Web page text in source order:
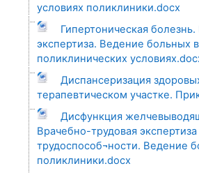
условиях поликлиники.docx
Гипертоническая
экспертиза. Ведение больных
поликлинических
Диспансеризация
терапевтическом участке.
Дисфункция
Врачебно-трудовая экспертиза
трудоспособ¬ности. Ведение
поликлиники.docx